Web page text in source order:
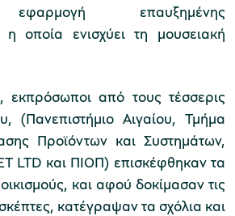
εφαρμογή επαυξημένης
η οποία ενισχύει τη μουσειακή
εκπρόσωποι από τους τέσσερις
(Πανεπιστήμιο Αιγαίου, Τμήμα
Προϊόντων και Συστημάτων,
LTD και ΠΙΟΠ) επισκέφθηκαν τα
και αφού δοκίμασαν τις
κατέγραψαν τα σχόλια και